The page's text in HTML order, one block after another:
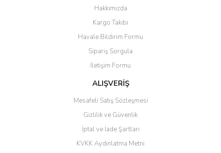
güzel paketlenmiş ama yanında
ile 24 izlenmektedir diye küçük
bir tabela olsa daha hoş
hızlı güvenli bir alışveriş oldu
Yalçın Kaya | 20/06/2026
ahmet yiğit | 29/04/2026
Hakkımızda
Kargo Takibi
Havale Bildirim Formu
Sipariş Sorgula
İletişim Formu
ALIŞVERİŞ
Mesafeli Satış Sözleşmesi
Gizlilik ve Güvenlik
İptal ve İade Şartları
KVKK Aydınlatma Metni